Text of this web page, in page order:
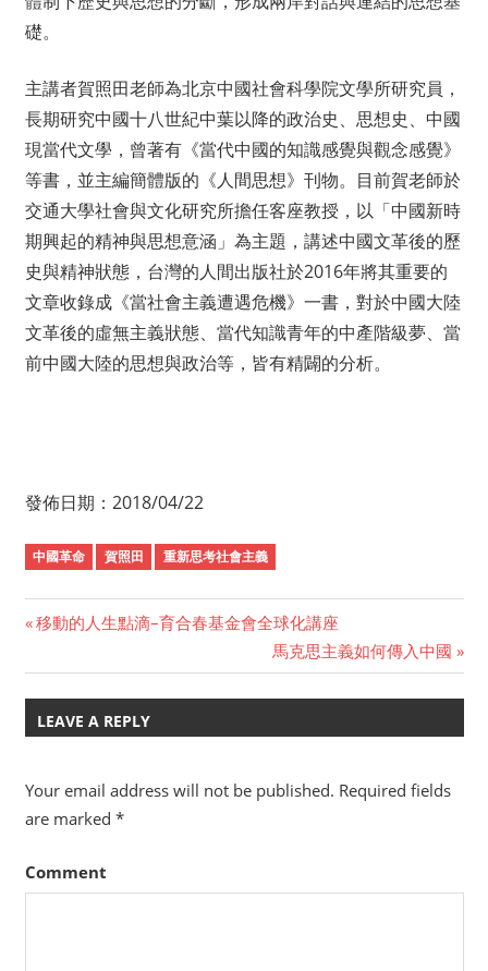
礎。
主講者賀照田老師為北京中國社會科學院文學所研究員，
長期研究中國十八世紀中葉以降的政治史、思想史、中國
現當代文學，曾著有《當代中國的知識感覺與觀念感覺》
等書， 並主編簡體版的《人間思想》刊物。目前賀老師於
交通大學社會與文化研究所擔任客座教授，以「中國新時
期興起的精神與思想意涵」為主題，講述中國文革後的歷
史與精神狀態，台灣的人間出版社於2016年將其重要的
文章收錄成《當社會主義遭遇危機》一書，對於中國大陸
文革後的虛無主義狀態、當代知識青年的中產階級夢、當
前中國大陸的思想與政治等，皆有精闢的分析。
發佈日期：2018/04/22
中國革命 賀照田 重新思考社會主義
navigation
Previous
移動的人生點滴–育合春基金會全球化講座
Next
Post:
馬克思主義如何傳入中國
LEAVE A REPLY
Your email address will not be published. Required fields
are marked *
Comment